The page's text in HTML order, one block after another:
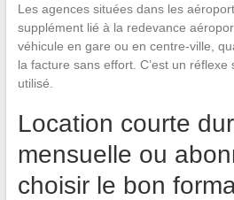
Les agences situées dans les
supplément lié à la redevance
véhicule en gare ou en centre-ville,
la facture sans effort. C’est un
utilisé.
Location courte
mensuelle ou
choisir le bon